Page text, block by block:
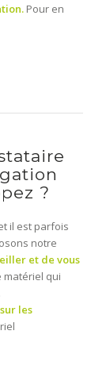
Pour en
?
il est parfois
notre
et de vous
matériel qui
les